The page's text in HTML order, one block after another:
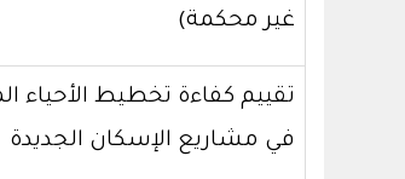
غير محكمة)
تقييم كفاءة تخطيط الأحياء
في مشاريع الإسكان الجديدة